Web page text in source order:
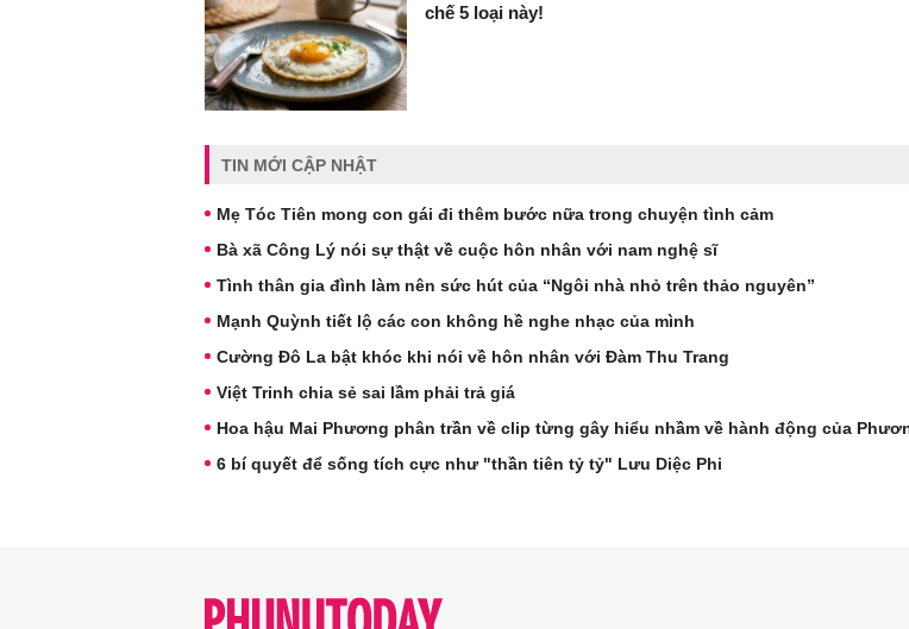
chế 5 loại này!
TIN MỚI CẬP NHẬT
Mẹ Tóc Tiên mong con gái đi thêm bước nữa trong chuyện tình cảm
Bà xã Công Lý nói sự thật về cuộc hôn nhân với nam nghệ sĩ
Tình thân gia đình làm nên sức hút của “Ngôi nhà nhỏ trên thảo nguyên”
Mạnh Quỳnh tiết lộ các con không hề nghe nhạc của mình
Cường Đô La bật khóc khi nói về hôn nhân với Đàm Thu Trang
Việt Trinh chia sẻ sai lầm phải trả giá
Hoa hậu Mai Phương phân trần về clip từng gây hiểu nhầm về hành động của
6 bí quyết để sống tích cực như "thần tiên tỷ tỷ" Lưu Diệc Phi